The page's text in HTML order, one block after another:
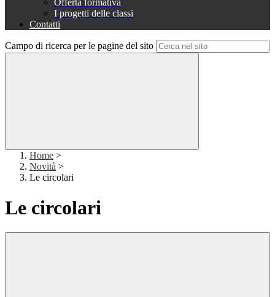
Offerta formativa
I progetti delle classi
Contatti
Campo di ricerca per le pagine del sito
Home >
Novità >
Le circolari
Le circolari